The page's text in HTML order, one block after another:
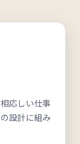
応しい仕事
設計に組み